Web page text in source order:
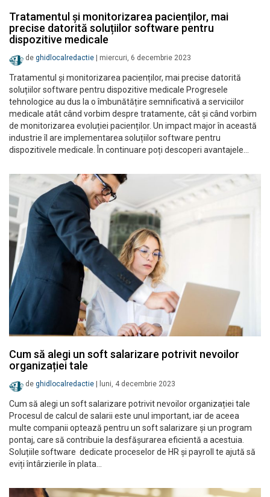
Tratamentul și monitorizarea pacienților, mai
precise datorită soluțiilor software pentru
dispozitive medicale
de ghidlocalredactie miercuri, 6 decembrie 2023
Tratamentul și monitorizarea pacienților, mai precise datorită
soluțiilor software pentru dispozitive medicale Progresele
tehnologice au dus la o îmbunătățire semnificativă a serviciilor
medicale atât când vorbim despre tratamente, cât și când vorbim
de monitorizarea evoluției pacienților. Un impact major în această
industrie îl are implementarea soluțiilor software pentru
dispozitivele medicale. În continuare poți descoperi avantajele…
Cum să alegi un soft salarizare potrivit nevoilor
organizației tale
de ghidlocalredactie luni, 4 decembrie 2023
Cum să alegi un soft salarizare potrivit nevoilor organizației tale
Procesul de calcul de salarii este unul important, iar de aceea
multe companii optează pentru un soft salarizare și un program
pontaj, care să contribuie la desfășurarea eficientă a acestuia.
Soluțiile software dedicate proceselor de HR și payroll te ajută să
eviți întârzierile în plata…